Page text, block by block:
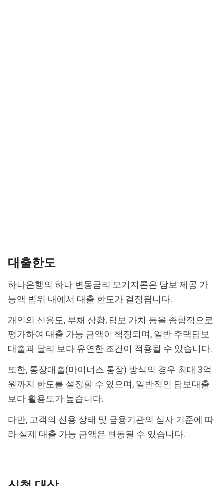
대출한도
하나은행의 하나 변동금리 모기지론은 담보 제공 가
능액 범위 내에서 대출 한도가 결정됩니다.
개인의 신용도, 부채 상황, 담보 가치 등을 종합적으로
평가하여 대출 가능 금액이 책정되며, 일반 주택담보
대출과 달리 보다 유연한 조건이 적용될 수 있습니다.
또한, 통장대출(마이너스 통장) 방식의 경우 최대 3억
원까지 한도를 설정할 수 있으며, 일반적인 담보대출
보다 활용도가 높습니다.
다만, 고객의 신용 상태 및 금융기관의 심사 기준에 따
라 실제 대출 가능 금액은 변동될 수 있습니다.